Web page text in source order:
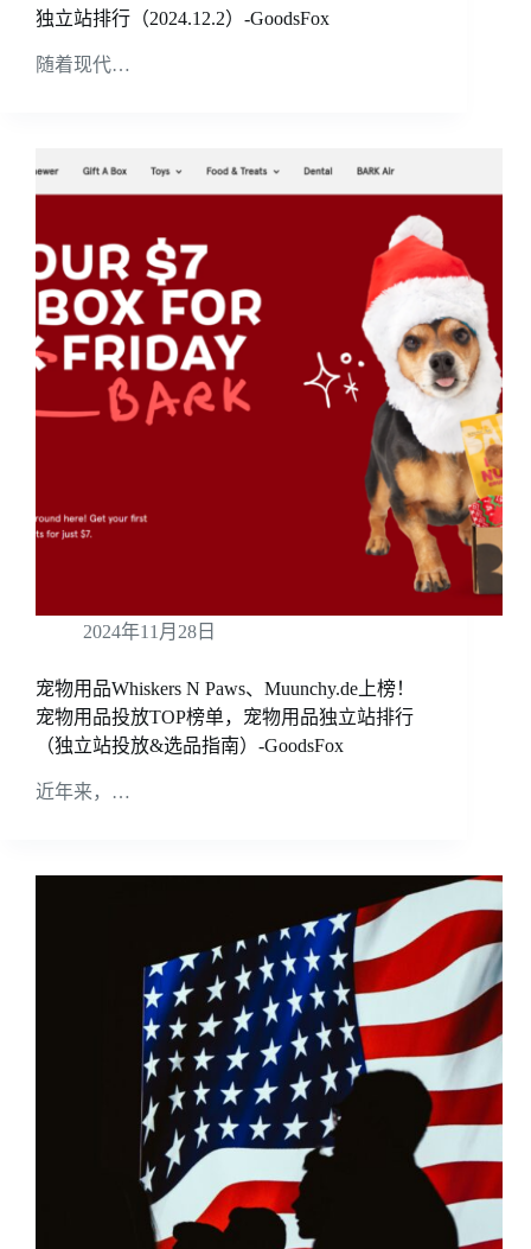
独立站排行（2024.12.2）-GoodsFox
随着现代…
2024年11月28日
宠物用品Whiskers N Paws、Muunchy.de上榜！
宠物用品投放TOP榜单，宠物用品独立站排行
（独立站投放&选品指南）-GoodsFox
近年来，…